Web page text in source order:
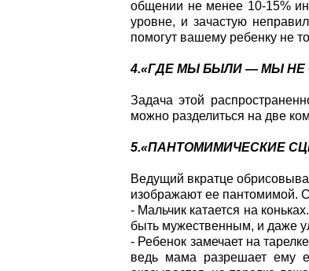
общении не менее 10-15%
уровне, и зачастую
помогут вашему ребенку не
4.«ГДЕ МЫ БЫЛИ — МЫ НЕ
Задача этой
можно разделиться на две
5.«ПАНТОМИМИЧЕСКИЕ
Ведущий вкратце
изображают ее пантомимой.
- Мальчик катается на
быть мужественным, и даже
- Ребенок замечает на
ведь мама разрешает ему